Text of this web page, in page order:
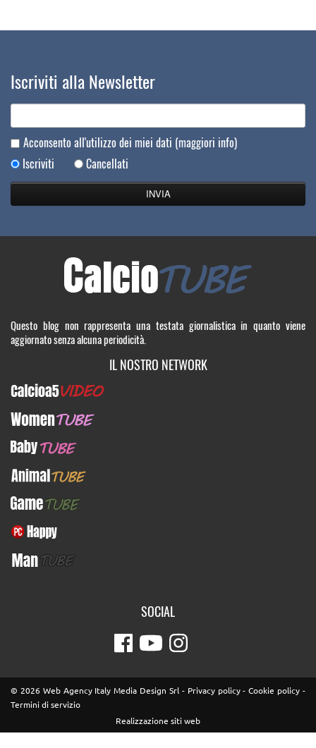
Iscriviti alla Newsletter
Acconsento all'utilizzo dei miei dati (maggiori info)
Iscriviti
Cancellati
Questo blog non rappresenta una testata giornalistica in quanto viene
aggiornato senza alcuna periodicità.
IL NOSTRO NETWORK
SOCIAL
© 2026 Web Agency Italy Media Design Srl - Privacy policy-Cookie policy -
Termini di servizio
Realizzazione siti web